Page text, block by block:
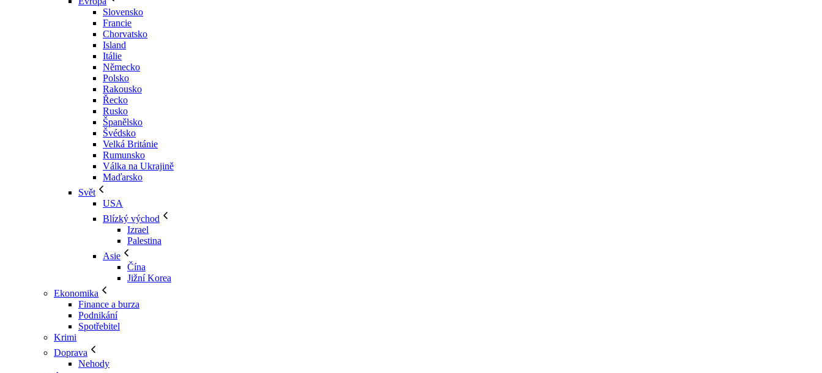
Slovensko
Francie
Chorvatsko
Island
Itálie
Německo
Polsko
Rakousko
Řecko
Rusko
Španělsko
Švédsko
Velká Británie
Rumunsko
Válka na Ukrajině
Maďarsko
Svět
USA
Blízký východ
Izrael
Palestina
Asie
Čína
Jižní Korea
Ekonomika
Finance a burza
Podnikání
Spotřebitel
Krimi
Doprava
Nehody